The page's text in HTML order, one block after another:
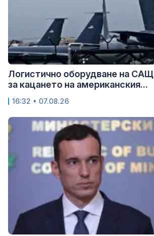
Логистично оборудване на САЩ
за кацането на американския...
16:32 • 07.08.26